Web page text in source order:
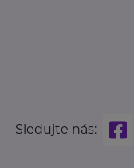
Sledujte nás: